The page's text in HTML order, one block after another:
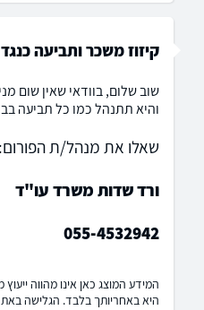
קיזוז משכר ותביעה
שוב שלום, בוודאי שאין שום
והיא תתנהל כמו כל תביעה
שאלו את מנהל/ת הפורום:
ורד שדות משרד עו"ד
055-4532942
המידע המוצג כאן אינו מהווה
היא באחריותך בלבד. הגלישה